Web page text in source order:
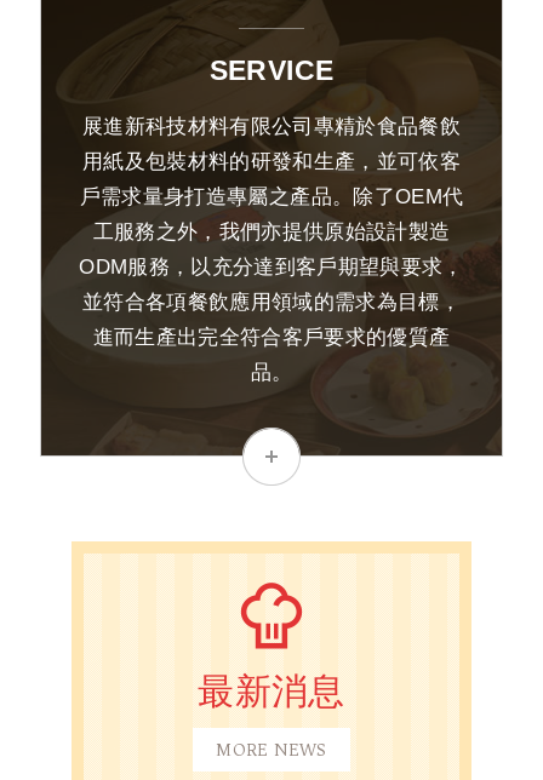
SERVICE
展進新科技材料有限公司專精於食品餐飲
用紙及包裝材料的研發和生產，並可依客
戶需求量身打造專屬之產品。除了OEM代
工服務之外，我們亦提供原始設計製造
ODM服務，以充分達到客戶期望與要求，
並符合各項餐飲應用領域的需求為目標，
進而生產出完全符合客戶要求的優質產
品。
最新消息
MORE NEWS